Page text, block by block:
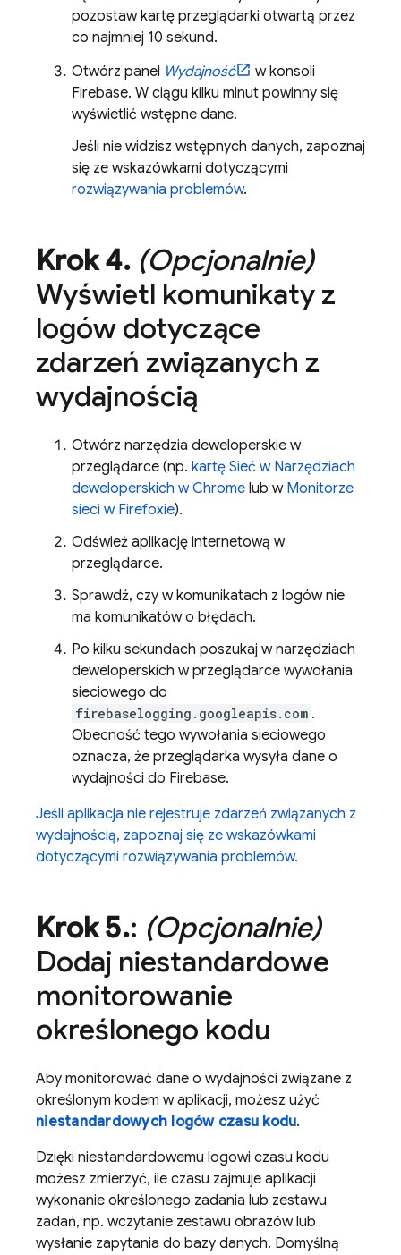
pozostaw kartę przeglądarki otwartą przez
co najmniej 10 sekund.
Otwórz panel Wydajność
w konsoli
Firebase. W ciągu kilku minut powinny się
wyświetlić wstępne dane.
Jeśli nie widzisz wstępnych danych, zapoznaj
się ze wskazówkami dotyczącymi
rozwiązywania problemów.
Krok 4. (Opcjonalnie)
Wyświetl komunikaty z
logów dotyczące
zdarzeń związanych z
wydajnością
Otwórz narzędzia deweloperskie w
przeglądarce (np. kartę Sieć w Narzędziach
deweloperskich w Chrome lub w Monitorze
sieci w Firefoxie).
Odśwież aplikację internetową w
przeglądarce.
Sprawdź, czy w komunikatach z logów nie
ma komunikatów o błędach.
Po kilku sekundach poszukaj w narzędziach
deweloperskich w przeglądarce wywołania
sieciowego do
firebaselogging.googleapis.com .
Obecność tego wywołania sieciowego
oznacza, że przeglądarka wysyła dane o
wydajności do Firebase.
Jeśli aplikacja nie rejestruje zdarzeń związanych z
wydajnością, zapoznaj się ze wskazówkami
dotyczącymi rozwiązywania problemów.
Krok 5.: (Opcjonalnie)
Dodaj niestandardowe
monitorowanie
określonego kodu
Aby monitorować dane o wydajności związane z
określonym kodem w aplikacji, możesz użyć
niestandardowych logów czasu kodu.
Dzięki niestandardowemu logowi czasu kodu
możesz zmierzyć, ile czasu zajmuje aplikacji
wykonanie określonego zadania lub zestawu
zadań, np. wczytanie zestawu obrazów lub
wysłanie zapytania do bazy danych. Domyślną